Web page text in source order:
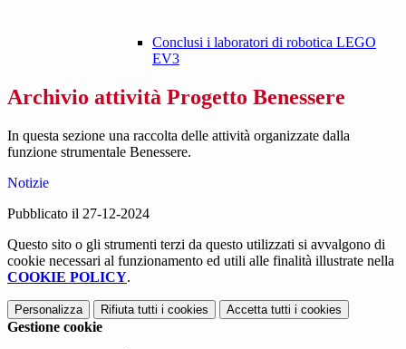
Conclusi i laboratori di robotica LEGO
EV3
Archivio attività Progetto Benessere
In questa sezione una raccolta delle attività organizzate dalla
funzione strumentale Benessere.
Notizie
Pubblicato il 27-12-2024
Questo sito o gli strumenti terzi da questo utilizzati si avvalgono di
cookie necessari al funzionamento ed utili alle finalità illustrate nella
COOKIE POLICY.
Personalizza Rifiuta tutti i cookies Accetta tutti i cookies
Gestione cookie